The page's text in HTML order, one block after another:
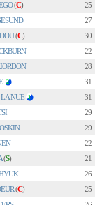
(C)
25
27
(C)
30
22
28
2
31
NUE 1
31
29
29
22
(S)
21
26
(C)
25